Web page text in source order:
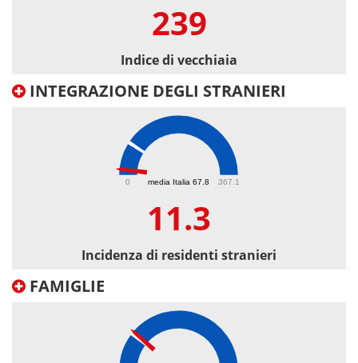
239
Indice di vecchiaia
INTEGRAZIONE DEGLI STRANIERI
media Italia 67.8
0 367.1
11.3
Incidenza di residenti stranieri
FAMIGLIE